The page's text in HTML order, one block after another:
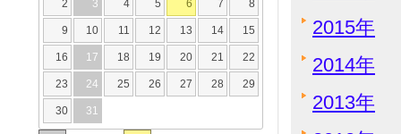
2015年
2014年
2013年
2 3 4 5 6 7 8
9 10 11 12 13 14 15
16 17 18 19 20 21 22
23 24 25 26 27 28 29
30 31